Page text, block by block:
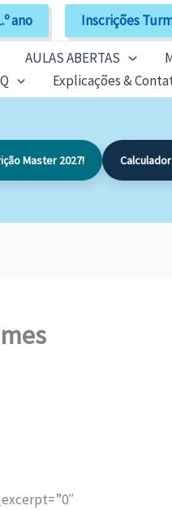
ano Inscrições
AULAS ABERTAS
Explicações &
Master 2027!